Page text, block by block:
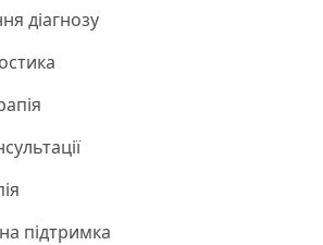
діагнозу
підтримка